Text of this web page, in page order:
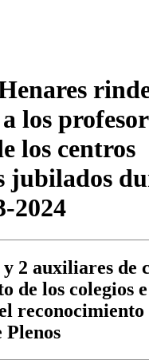
los
los centros
jubilados
2024
y 2 auxiliares de
de los colegios
reconocimiento
Plenos